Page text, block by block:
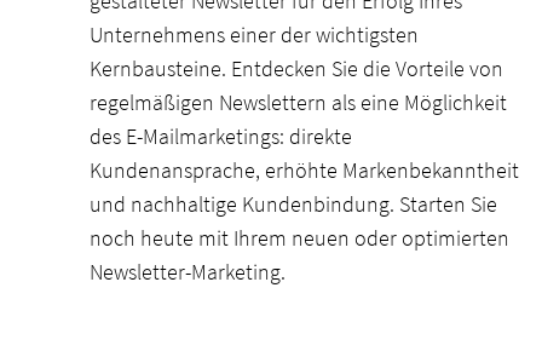
Unternehmens einer der wichtigsten
Kernbausteine. Entdecken Sie die Vorteile von
regelmäßigen Newslettern als eine Möglichkeit
des E-Mailmarketings: direkte
Kundenansprache, erhöhte Markenbekanntheit
und nachhaltige Kundenbindung. Starten Sie
noch heute mit Ihrem neuen oder optimierten
Newsletter-Marketing.